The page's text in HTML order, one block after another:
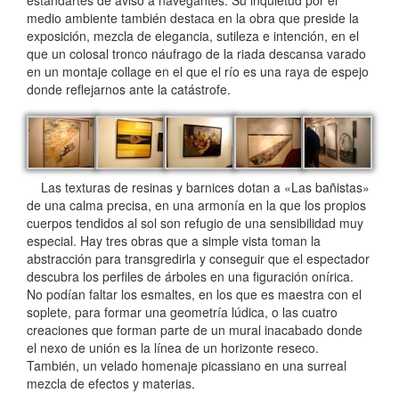
medio ambiente también destaca en la obra que preside la
exposición, mezcla de elegancia, sutileza e intención, en el
que un colosal tronco náufrago de la riada descansa varado
en un montaje collage en el que el río es una raya de espejo
donde reflejarnos ante la catástrofe.
Las texturas de resinas y barnices dotan a «Las bañistas»
de una calma precisa, en una armonía en la que los propios
cuerpos tendidos al sol son refugio de una sensibilidad muy
especial. Hay tres obras que a simple vista toman la
abstracción para transgredirla y conseguir que el espectador
descubra los perfiles de árboles en una figuración onírica.
No podían faltar los esmaltes, en los que es maestra con el
soplete, para formar una geometría lúdica, o las cuatro
creaciones que forman parte de un mural inacabado donde
el nexo de unión es la línea de un horizonte reseco.
También, un velado homenaje picassiano en una surreal
mezcla de efectos y materias.